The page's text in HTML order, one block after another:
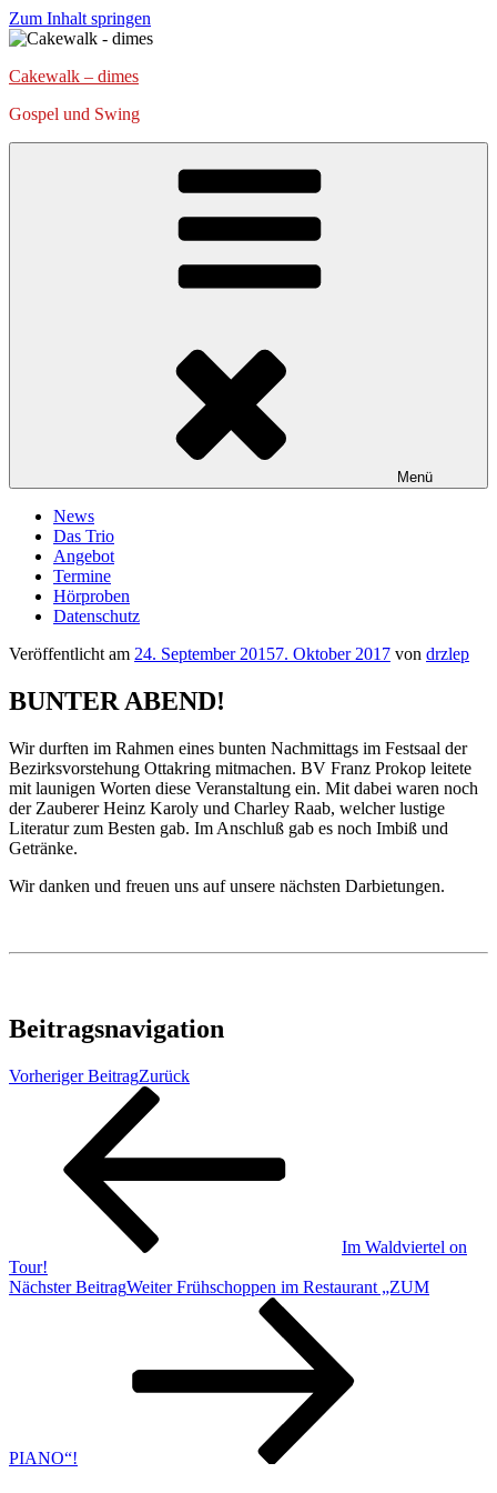
Zum Inhalt springen
Cakewalk – dimes
Gospel und Swing
Menü
News
Das Trio
Angebot
Termine
Hörproben
Datenschutz
Veröffentlicht am 24. September 20157. Oktober 2017 von drzlep
BUNTER ABEND!
Wir durften im Rahmen eines bunten Nachmittags im Festsaal der
Bezirksvorstehung Ottakring mitmachen. BV Franz Prokop leitete
mit launigen Worten diese Veranstaltung ein. Mit dabei waren noch
der Zauberer Heinz Karoly und Charley Raab, welcher lustige
Literatur zum Besten gab. Im Anschluß gab es noch Imbiß und
Getränke.
Wir danken und freuen uns auf unsere nächsten Darbietungen.
Beitragsnavigation
Vorheriger BeitragZurück
Im Waldviertel on
Tour!
Nächster BeitragWeiter Frühschoppen im Restaurant „ZUM
PIANO“!